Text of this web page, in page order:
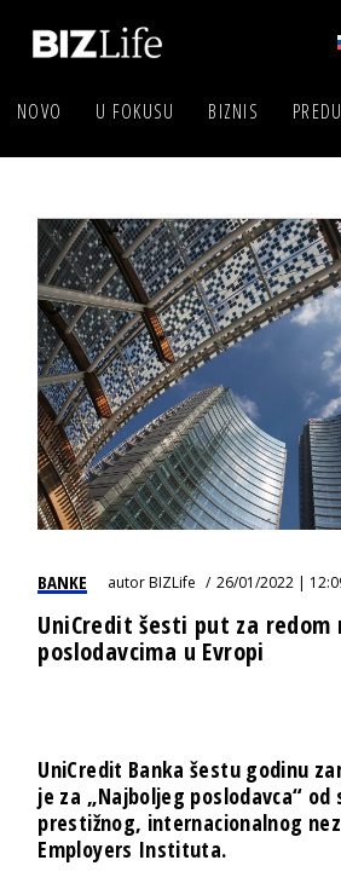
NOVO U FOKUSU BIZNIS
BANKE autorBIZLife 26/01/2022 |
UniCredit šesti put za
poslodavcima u Evropi
UniCredit Banka šestu godinu
je za „Najboljeg poslodavca“ od
prestižnog, internacionalnog
Employers Instituta.